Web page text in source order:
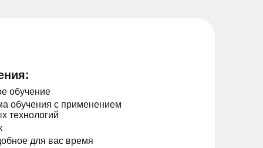
обучение
обучения с применением
технологий
для вас время